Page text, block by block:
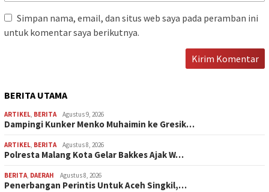
Simpan nama, email, dan situs web saya pada peramban ini
untuk komentar saya berikutnya.
BERITA UTAMA
ARTIKEL, BERITA Agustus 9, 2026
Dampingi Kunker Menko Muhaimin ke Gresik…
ARTIKEL, BERITA Agustus 8, 2026
Polresta Malang Kota Gelar Bakkes Ajak W…
BERITA, DAERAH Agustus 8, 2026
Penerbangan Perintis Untuk Aceh Singkil,…